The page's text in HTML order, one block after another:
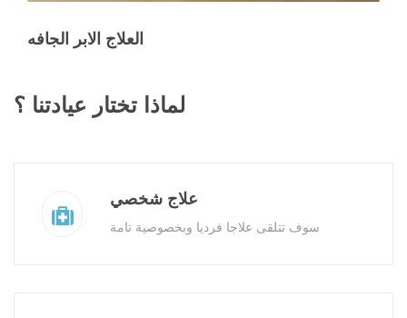
العلاج الابر الجافه
لماذا تختار عيادتنا ؟
علاج شخصي
سوف تتلقى علاجا فرديا وبخصوصية تامة